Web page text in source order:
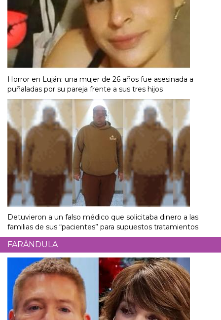
Horror en Luján: una mujer de 26 años fue asesinada a
puñaladas por su pareja frente a sus tres hijos
Detuvieron a un falso médico que solicitaba dinero a las
familias de sus “pacientes” para supuestos tratamientos
FARÁNDULA